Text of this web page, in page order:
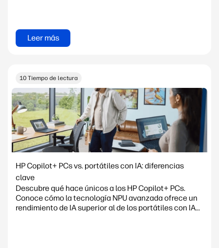
Leer más
10 Tiempo de lectura
HP Copilot+ PCs vs. portátiles con IA: diferencias
clave
Descubre qué hace únicos a los HP Copilot+ PCs.
Conoce cómo la tecnología NPU avanzada ofrece un
rendimiento de IA superior al de los portátiles con IA...